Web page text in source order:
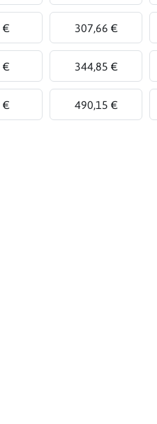
€ 307,66 €
€ 344,85 €
€ 490,15 €